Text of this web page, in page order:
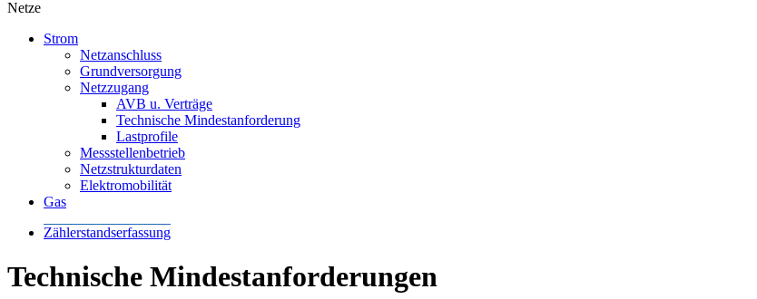
Netze
Strom
Netzanschluss
Grundversorgung
Netzzugang
AVB u. Verträge
Technische Mindestanforderung
Lastprofile
Messstellenbetrieb
Netzstrukturdaten
Elektromobilität
Gas
Zählerstandserfassung
Technische Mindestanforderungen